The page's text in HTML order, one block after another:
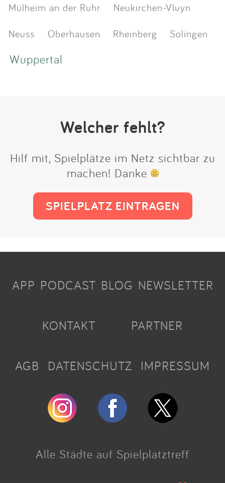
Mülheim an der Ruhr
Neukirchen-Vluyn
Neuss
Oberhausen Rheinberg Solingen
Wuppertal
Welcher fehlt?
Hilf mit, Spielplätze im Netz sichtbar zu
machen! Danke
SPIELPLATZ EINTRAGEN
APP PODCAST BLOG NEWSLETTER
KONTAKT PARTNER
AGB DATENSCHUTZ IMPRESSUM
Alle Städte auf Spielplatztreff